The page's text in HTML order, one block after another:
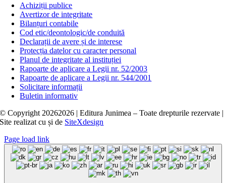
Achiziții publice
Avertizor de integritate
Bilanțuri contabile
Cod etic/deontologic/de conduită
Declarații de avere și de interese
Protecția datelor cu caracter personal
Planul de integritate al instituției
Rapoarte de aplicare a Legii nr. 52/2003
Rapoarte de aplicare a Legii nr. 544/2001
Solicitare informații
Buletin informativ
© Copyright 20262026 | Editura Junimea – Toate drepturile rezervate |
Site realizat cușide SiteXdesign
Page load link